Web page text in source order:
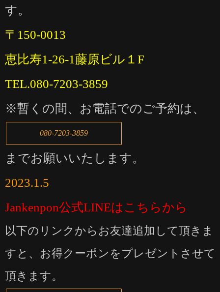
す。
〒150-0013
恵比寿1-26-1藤原ビル１F
TEL.080-7203-3859
※暫くの間、お電話でのご予約は、
080-7203-3859
までお願いいたします。
2023.1.5
Jankenpon公式LINEはこちらから
以下のリンクからお友達追加して頂きま
すと、お得クーポンをプレゼントさせて
頂きます。